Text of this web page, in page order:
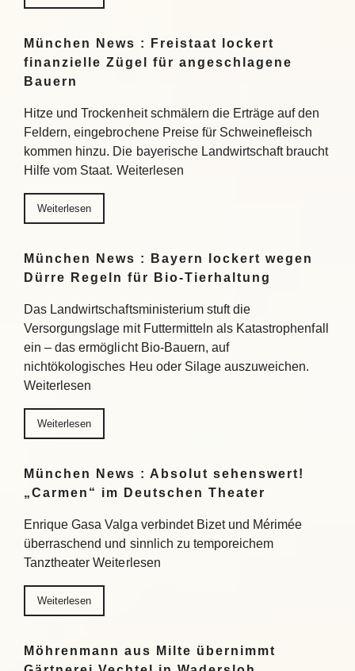
München News : Freistaat lockert
finanzielle Zügel für angeschlagene
Bauern
Hitze und Trockenheit schmälern die Erträge auf den
Feldern, eingebrochene Preise für Schweinefleisch
kommen hinzu. Die bayerische Landwirtschaft braucht
Hilfe vom Staat. Weiterlesen
Weiterlesen
München News : Bayern lockert wegen
Dürre Regeln für Bio-Tierhaltung
Das Landwirtschaftsministerium stuft die
Versorgungslage mit Futtermitteln als Katastrophenfall
ein – das ermöglicht Bio-Bauern, auf
nichtökologisches Heu oder Silage auszuweichen.
Weiterlesen
Weiterlesen
München News : Absolut sehenswert!
„Carmen“ im Deutschen Theater
Enrique Gasa Valga verbindet Bizet und Mérimée
überraschend und sinnlich zu temporeichem
Tanztheater Weiterlesen
Weiterlesen
Möhrenmann aus Milte übernimmt